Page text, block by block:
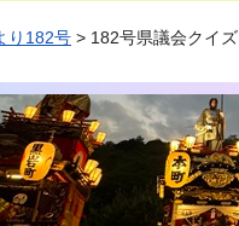
り182号 > 182号県議会クイズ